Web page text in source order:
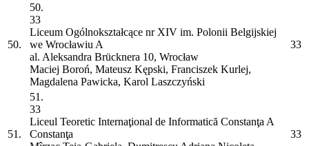
50.
50.
33
Liceum Ogólnokształcące nr XIV im. Polonii Belgijskiej
we Wrocławiu A
al. Aleksandra Brücknera 10, Wrocław
Maciej Boroń, Mateusz Kępski, Franciszek Kurlej,
Magdalena Pawicka, Karol Laszczyński
33
51.
51.
33
Liceul Teoretic Internaţional de Informatică Constanţa A
Constanţa
33